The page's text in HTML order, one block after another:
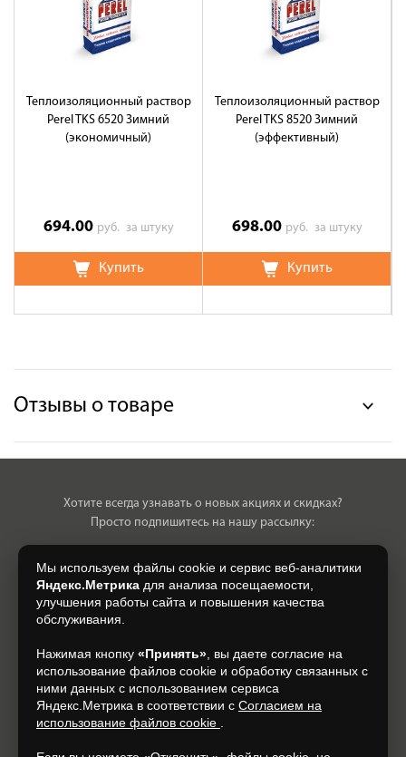
Теплоизоляционный раствор
Perel TKS 6520 Зимний
(экономичный)
694.00 руб. за штуку
Купить
Теплоизоляционный раствор
Perel TKS 8520 Зимний
(эффективный)
698.00 руб. за штуку
Купить
Отзывы о товаре
Хотите всегда узнавать о новых акциях и скидках?
Просто подпишитесь на нашу рассылку:
Нажимая на кнопку, я даю свое согласие на обработку моих
персональных данных, на условиях и для целей, определенных в
Подписаться
+7 (930) 305-85-90
Мы используем файлы cookie и сервис веб-аналитики
Яндекс.Метрика для анализа посещаемости,
улучшения работы сайта и повышения качества
обслуживания.
Нажимая кнопку «Принять» , вы даете согласие на
использование файлов cookie и обработку связанных с
ними данных с использованием сервиса
Яндекс.Метрика в соответствии с Согласием на
использование файлов cookie